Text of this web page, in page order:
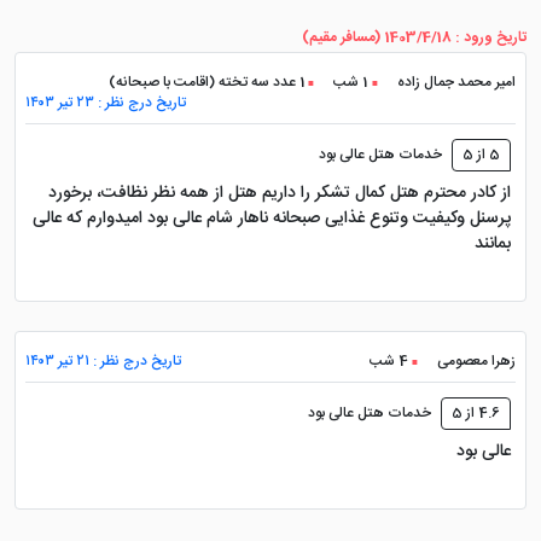
آدرس و مکان های نزدیک به هتل
رونا مشهد
آدرس هتل رونا مشهد
در خیابان امام رضا، امام رضا 17،
چهارراه اول می باشد. موقعیت مکانی این هتل به گونه ای
بازار قماش، بازار سرشور و ... به شما نزدیک خواهد بود.
همچنین ایستگاه اتوبوس بی آر تی هم فاصله کمی تا هتل
رونا دارد که مزیتی مهم برای آن محسوب می شود.
پرشین هتل برای
تاریخ ورود : 1403/4/18 (مسافر مقیم)
امیر محمد جمال زاده
1 شب
1 عدد سه تخته (اقامت با صبحانه)
تاریخ درج نظر : ۲۳ تیر ۱۴۰۳
5 از 5 خدمات هتل عالی بود
از کادر محترم هتل کمال تشکر را داریم هتل از همه نظر نظافت، برخورد
پرسنل وکیفیت وتنوع غذایی صبحانه ناهار شام عالی بود امیدوارم که عالی
بمانند
زهرا معصومی 4 شب تاریخ درج نظر : ۲۱ تیر ۱۴۰۳
4.6 از 5 خدمات هتل عالی بود
عالی بود